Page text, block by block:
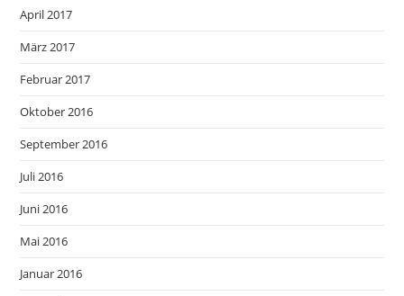
April 2017
März 2017
Februar 2017
Oktober 2016
September 2016
Juli 2016
Juni 2016
Mai 2016
Januar 2016